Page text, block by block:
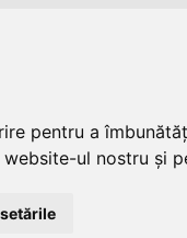
pentru a
ul nostru și